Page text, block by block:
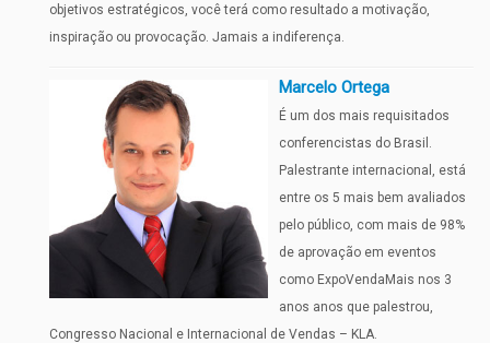
objetivos estratégicos, você terá como resultado a motivação,
inspiração ou provocação. Jamais a indiferença.
Marcelo Ortega
É um dos mais requisitados
conferencistas do Brasil.
Palestrante internacional, está
entre os 5 mais bem avaliados
pelo público, com mais de 98%
de aprovação em eventos
como ExpoVendaMais nos 3
anos anos que palestrou,
Congresso Nacional e Internacional de Vendas – KLA.